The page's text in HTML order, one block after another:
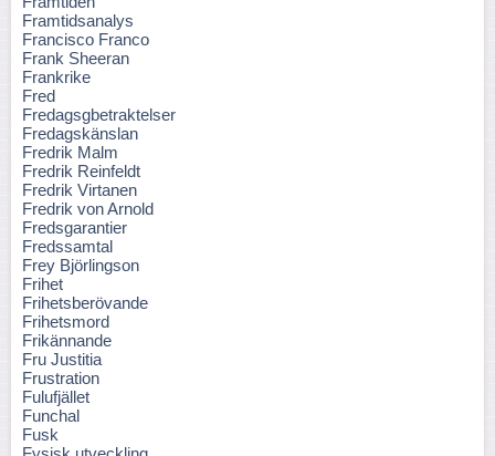
Framtidsanalys
Francisco Franco
Frank Sheeran
Frankrike
Fred
Fredagsgbetraktelser
Fredagskänslan
Fredrik Malm
Fredrik Reinfeldt
Fredrik Virtanen
Fredrik von Arnold
Fredsgarantier
Fredssamtal
Frey Björlingson
Frihet
Frihetsberövande
Frihetsmord
Frikännande
Fru Justitia
Frustration
Fulufjället
Funchal
Fusk